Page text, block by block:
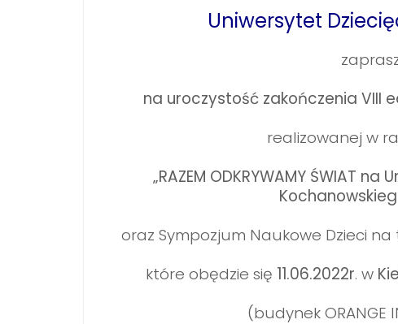
Uniwersytet
na uroczystość zakończenia VIII
realizowanej w
„RAZEM ODKRYWAMY ŚWIAT na
oraz Sympozjum Naukowe Dzieci
które obędzie się 11.06.2022r. w
(budynek ORANGE